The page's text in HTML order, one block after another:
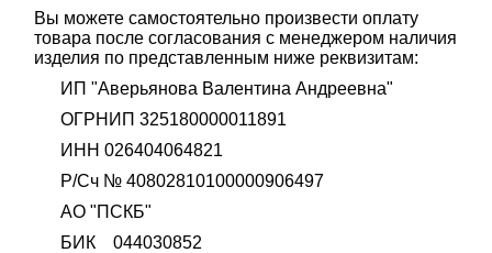
Вы можете самостоятельно произвести оплату
товара после согласования с менеджером наличия
изделия по представленным ниже реквизитам:
ИП "Аверьянова Валентина Андреевна"
ОГРНИП 325180000011891
ИНН 026404064821
Р/Сч № 40802810100000906497
АО "ПСКБ"
БИК 044030852